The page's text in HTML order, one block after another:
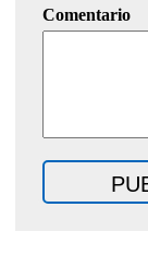
Comentario